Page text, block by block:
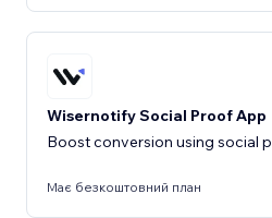
Wisernotify Social Proof App
Boost conversion using social
Має безкоштовний план